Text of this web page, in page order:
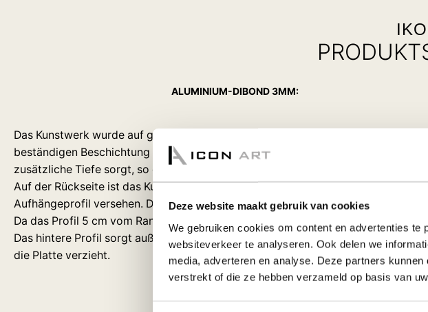
Deze website maakt gebruik van cookies
We gebruiken cookies om content en advertenties
websiteverkeer te analyseren. Ook delen we
media, adverteren en analyse. Deze partners
verstrekt of die ze hebben verzameld op basis van
ALUMINIUM-DIBOND 3MM:
Das Kunstwerk wurde auf glänzendem Aluminium-Dibond gefertigt und mit einer
beständigen Beschichtung versehen, die für einen dauerhaften Effekt und eine
zusätzliche Tiefe sorgt, so dass dieser schöne Blickfang wirklich zum Leben
Auf der Rückseite ist das Kunstwerk mit einem starken 1,5 cm dicken Aluminium-
Aufhängeprofil versehen. Dadurch erhält das Kunstwerk einen schwebenden
Da das Profil 5 cm vom Rand entfernt geklebt ist, ist es von der Seite nicht
Das hintere Profil sorgt außerdem für zusätzliche Stabilität und verhindert, dass
die Platte verzieht.